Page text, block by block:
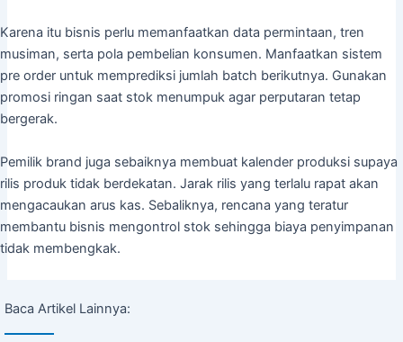
Karena itu bisnis perlu memanfaatkan data permintaan, tren
musiman, serta pola pembelian konsumen. Manfaatkan sistem
pre order untuk memprediksi jumlah batch berikutnya. Gunakan
promosi ringan saat stok menumpuk agar perputaran tetap
bergerak.
Pemilik brand juga sebaiknya membuat kalender produksi supaya
rilis produk tidak berdekatan. Jarak rilis yang terlalu rapat akan
mengacaukan arus kas. Sebaliknya, rencana yang teratur
membantu bisnis mengontrol stok sehingga biaya penyimpanan
tidak membengkak.
Baca Artikel Lainnya: